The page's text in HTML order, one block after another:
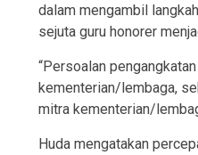
dalam mengambil
sejuta guru honorer
“Persoalan
kementerian/lembaga,
mitra kementerian/
Huda mengatakan